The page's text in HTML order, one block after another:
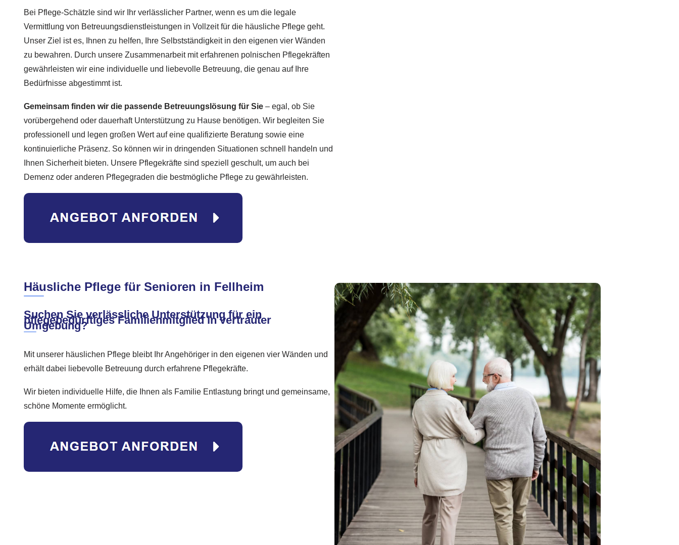
Bei Pflege-Schätzle sind wir Ihr verlässlicher Partner, wenn es um die legale
Vermittlung von Betreuungsdienstleistungen in Vollzeit für die häusliche Pflege geht.
Unser Ziel ist es, Ihnen zu helfen, Ihre Selbstständigkeit in den eigenen vier Wänden
zu bewahren. Durch unsere Zusammenarbeit mit erfahrenen polnischen Pflegekräften
gewährleisten wir eine individuelle und liebevolle Betreuung, die genau auf Ihre
Bedürfnisse abgestimmt ist.
Gemeinsam finden wir die passende Betreuungslösung für Sie – egal, ob Sie
vorübergehend oder dauerhaft Unterstützung zu Hause benötigen. Wir begleiten Sie
professionell und legen großen Wert auf eine qualifizierte Beratung sowie eine
kontinuierliche Präsenz. So können wir in dringenden Situationen schnell handeln und
Ihnen Sicherheit bieten. Unsere Pflegekräfte sind speziell geschult, um auch bei
Demenz oder anderen Pflegegraden die bestmögliche Pflege zu gewährleisten.
Häusliche Pflege für Senioren in Fellheim
Suchen Sie verlässliche Unterstützung für ein
pflegebedürftiges Familienmitglied in vertrauter
Umgebung?
Mit unserer häuslichen Pflege bleibt Ihr Angehöriger in den eigenen vier Wänden und
erhält dabei liebevolle Betreuung durch erfahrene Pflegekräfte.
Wir bieten individuelle Hilfe, die Ihnen als Familie Entlastung bringt und gemeinsame,
schöne Momente ermöglicht.